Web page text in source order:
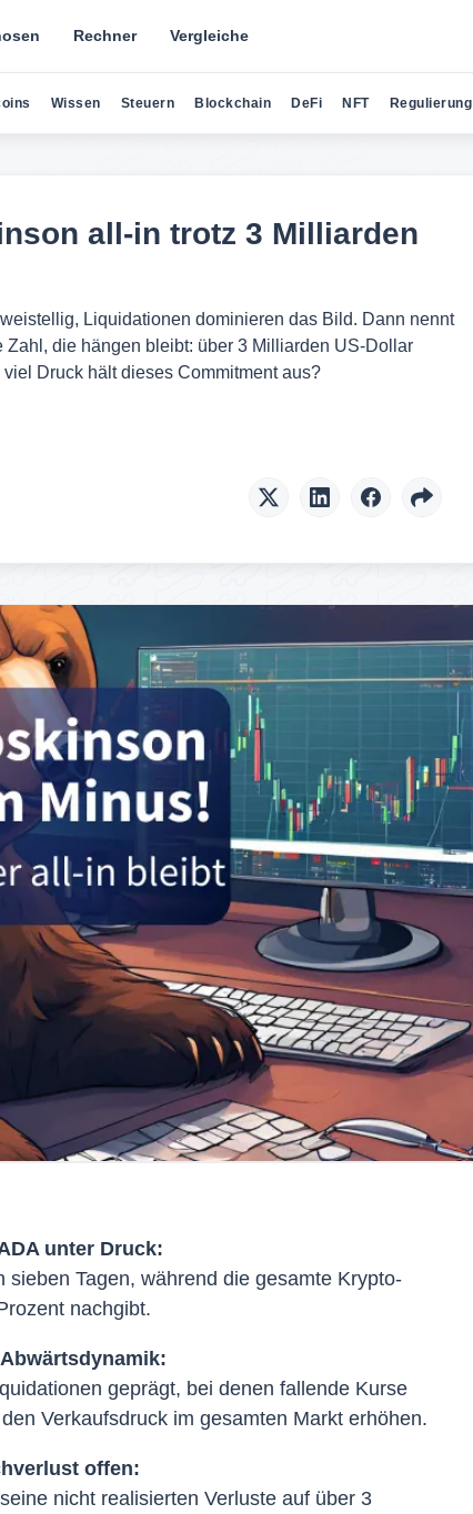
Rechner Vergleiche
Wissen Steuern Blockchain DeFi NFT Regulierung
all-in trotz 3 Milliarden
Liquidationen dominieren das Bild. Dann nennt
die hängen bleibt: über 3 Milliarden US‑Dollar
Druck hält dieses Commitment aus?
unter Druck:
sieben Tagen, während die gesamte Krypto-
nachgibt.
geprägt, bei denen fallende Kurse
Verkaufsdruck im gesamten Markt erhöhen.
offen:
nicht realisierten Verluste auf über 3